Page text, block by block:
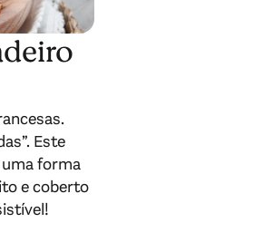
Este
forma
e coberto